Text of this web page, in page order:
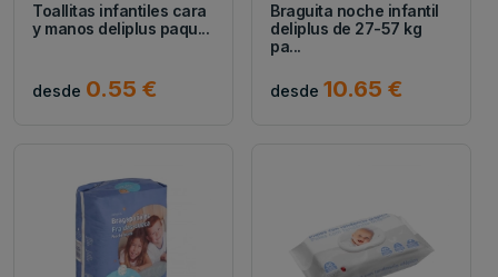
Toallitas infantiles cara
y manos deliplus paqu...
desde 0.55 €
Braguita noche infantil
deliplus de 27-57 kg
pa...
desde 10.65 €